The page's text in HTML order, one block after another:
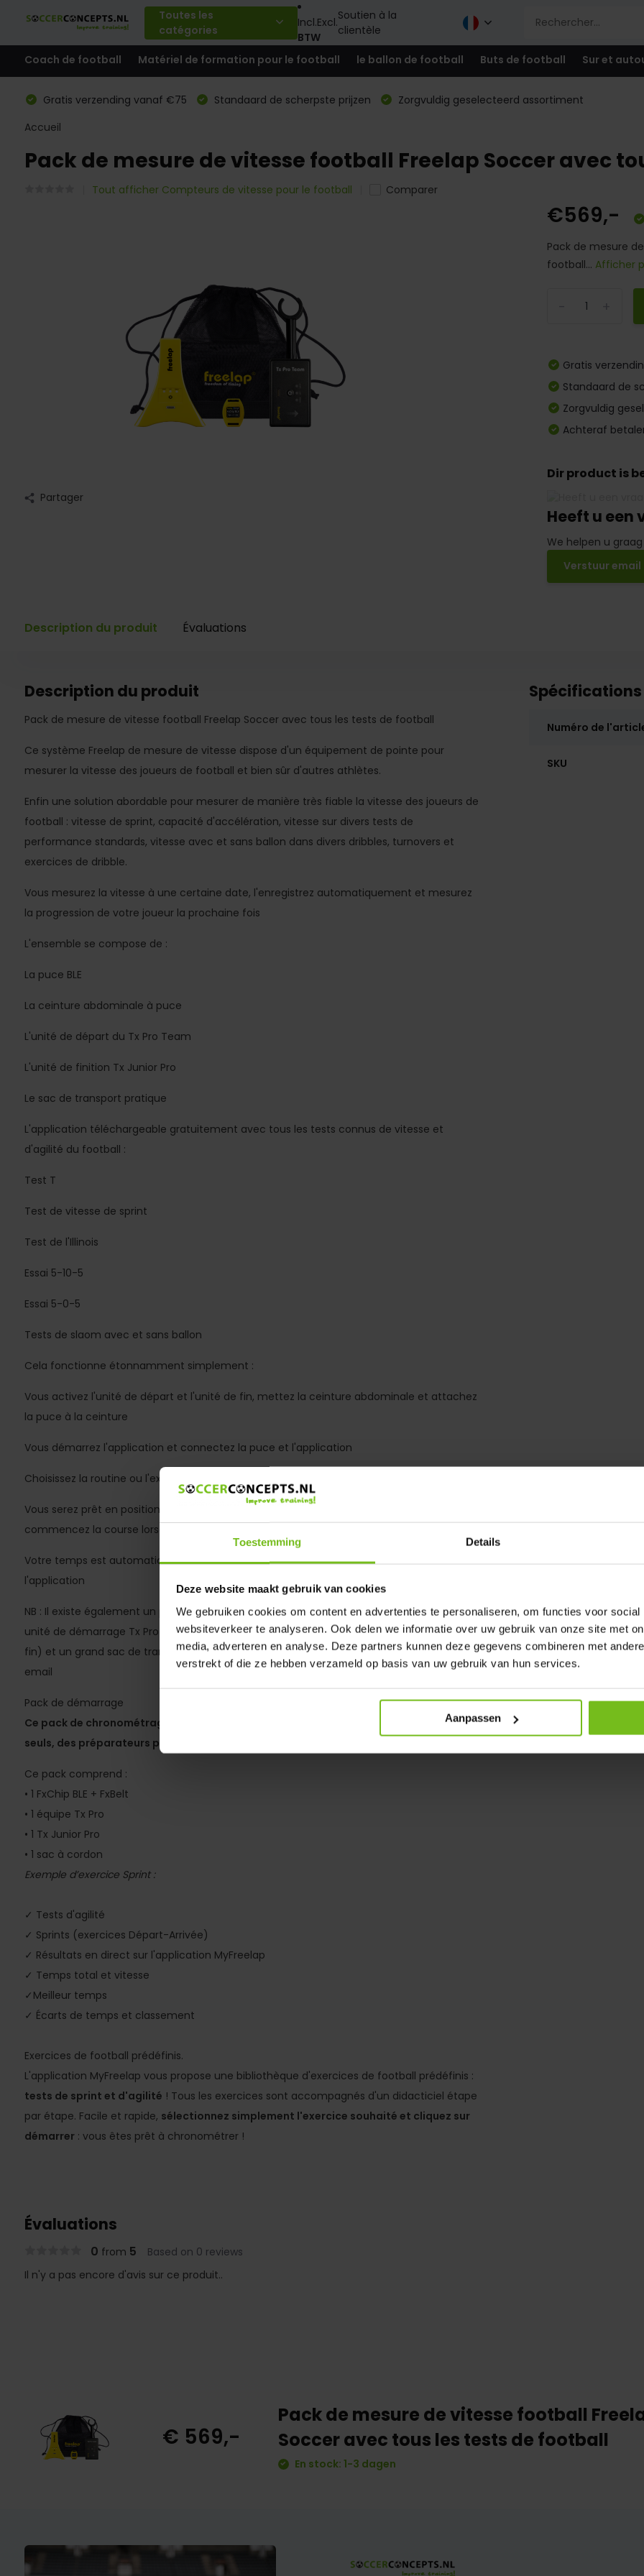
Toestemming Details
Deze website maakt gebruik van cookies
We gebruiken cookies om content en advertenties te personaliseren, om functies voor
websiteverkeer te analyseren. Ook delen we informatie over uw gebruik van onze site met
media, adverteren en analyse. Deze partners kunnen deze gegevens combineren met
verstrekt of die ze hebben verzameld op basis van uw gebruik van hun services.
Aanpassen
Toutes les
catégories
Incl.Excl.
BTW
Soutien à la
clientèle
Coach de football Matériel de formation pour le football le ballon de football Buts de football Sur et
Gratis verzending vanaf €75 Standaard de scherpste prijzen
Zorgvuldig geselecteerd assortiment
Accueil
Pack de mesure de vitesse football Freelap Soccer avec
Tout afficher Compteurs de vitesse pour le football Comparer
Partager
€569,-
Pack de mesure
football... Afficher
Gratis
Standaard de
Zorgvuldig
Achteraf
Dir product is
Heeft u een
We helpen u
Verstuur email
Description du produit Évaluations
Description du produit
Pack de mesure de vitesse football Freelap Soccer avec tous les tests de football
Ce système Freelap de mesure de vitesse dispose d'un équipement de pointe pour
mesurer la vitesse des joueurs de football et bien sûr d'autres athlètes.
Enfin une solution abordable pour mesurer de manière très fiable la vitesse des joueurs de
football : vitesse de sprint, capacité d'accélération, vitesse sur divers tests de
performance standards, vitesse avec et sans ballon dans divers dribbles, turnovers et
exercices de dribble.
Vous mesurez la vitesse à une certaine date, l'enregistrez automatiquement et mesurez
la progression de votre joueur la prochaine fois
L'ensemble se compose de :
La puce BLE
La ceinture abdominale à puce
L'unité de départ du Tx Pro Team
L'unité de finition Tx Junior Pro
Le sac de transport pratique
L'application téléchargeable gratuitement avec tous les tests connus de vitesse et
d'agilité du football :
Test T
Test de vitesse de sprint
Test de l'Illinois
Essai 5-10-5
Essai 5-0-5
Tests de slaom avec et sans ballon
Cela fonctionne étonnamment simplement :
Vous activez l'unité de départ et l'unité de fin, mettez la ceinture abdominale et attachez
la puce à la ceinture
Vous démarrez l'application et connectez la puce et l'application
Choisissez la routine ou l'exercice
Vous serez prêt en position de départ à 60 cm maximum de l'unité de départ. Vous
commencez la course lorsque vous êtes prêt
Votre temps est automatiquement enregistré et est immédiatement disponible dans
l'application
NB : Il existe également un pack avancé. Il comprend 5 puces BLE, 5 sangles de transport, 1
unité de démarrage Tx Pro Team, 2 unités Tx junior (pour les temps intermédiaires et de
fin) et un grand sac de transport de luxe. Ce set coûte 1375€ et peut être commandé par
email
Pack de démarrage
Ce pack de chronométrage de football est conçu pour l'entraînement des joueurs
seuls, des préparateurs physiques et des entraîneurs de petits groupes.
Ce pack comprend :
• 1 FxChip BLE + FxBelt
• 1 équipe Tx Pro
• 1 Tx Junior Pro
• 1 sac à cordon
Exemple d’exercice Sprint :
✓ Tests d'agilité
✓ Sprints (exercices Départ-Arrivée)
✓ Résultats en direct sur l'application MyFreelap
✓ Temps total et vitesse
✓Meilleur temps
✓ Écarts de temps et classement
Exercices de football prédéfinis.
L'application MyFreelap vous propose une bibliothèque d'exercices de football prédéfinis :
tests de sprint et d'agilité ! Tous les exercices sont accompagnés d'un didacticiel étape
par étape. Facile et rapide, sélectionnez simplement l'exercice souhaité et cliquez sur
démarrer: vous êtes prêt à chronométrer !
Spécifications
Numéro de
SKU
Évaluations
0 from 5
Based on 0 reviews
Il n'y a pas encore d'avis sur ce produit..
€ 569,-
Pack de mesure de vitesse football
Soccer avec tous les tests de football
En stock: 1-3 dagen